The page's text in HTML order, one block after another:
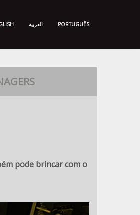
العربية PORTUGUÊS
pode brincar com o